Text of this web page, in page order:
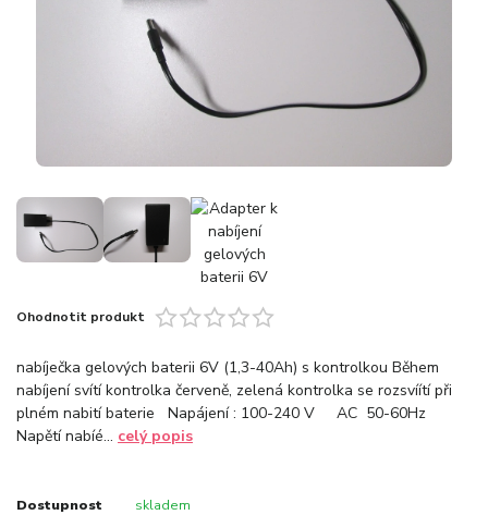
Ohodnotit produkt
nabíječka gelových baterii 6V (1,3-40Ah) s kontrolkou Během
nabíjení svítí kontrolka červeně, zelená kontrolka se rozsvíítí při
plném nabití baterie Napájení : 100-240 V AC 50-60Hz
Napětí nabíé... celý popis
Dostupnost skladem